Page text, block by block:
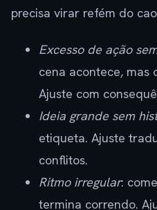
precisa virar refém do
Excesso de ação
cena acontece, mas
Ajuste com
Ideia grande sem
etiqueta. Ajuste
conflitos.
Ritmo irregular:
termina correndo.